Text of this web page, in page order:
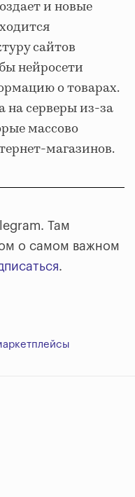
и новые
сайтов
нейросети
о товарах.
на серверы из-за
массово
магазинов.
Там
о самом важном
.